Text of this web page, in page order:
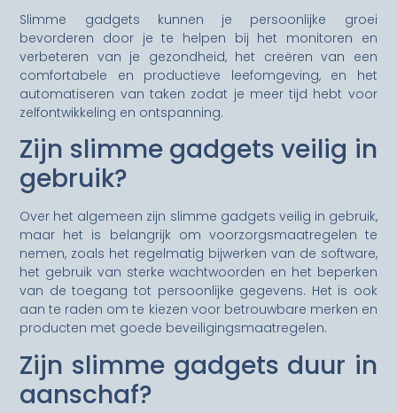
Slimme gadgets kunnen je persoonlijke groei
bevorderen door je te helpen bij het monitoren en
verbeteren van je gezondheid, het creëren van een
comfortabele en productieve leefomgeving, en het
automatiseren van taken zodat je meer tijd hebt voor
zelfontwikkeling en ontspanning.
Zijn slimme gadgets veilig in
gebruik?
Over het algemeen zijn slimme gadgets veilig in gebruik,
maar het is belangrijk om voorzorgsmaatregelen te
nemen, zoals het regelmatig bijwerken van de software,
het gebruik van sterke wachtwoorden en het beperken
van de toegang tot persoonlijke gegevens. Het is ook
aan te raden om te kiezen voor betrouwbare merken en
producten met goede beveiligingsmaatregelen.
Zijn slimme gadgets duur in
aanschaf?